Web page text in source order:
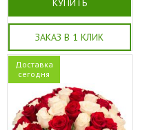
КУПИТЬ
ЗАКАЗ В 1 КЛИК
Доставка
сегодня